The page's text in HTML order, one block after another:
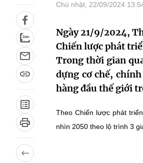
Chủ nhật, 22/09/2024
Ngày 21/9/2024,
Chiến lược phát
Trong thời gian
dựng cơ chế,
hàng đầu thế giới
Theo Chiến lược phát
nhìn 2050 theo lộ trình 3